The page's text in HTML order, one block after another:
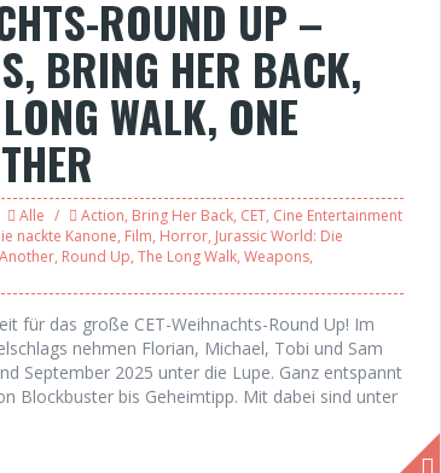
ROUND UP –
BRING HER BACK,
WALK, ONE
Alle Action, Bring Her Back, CET, Cine Entertainment
nackte Kanone, Film, Horror, Jurassic World: Die
, Round Up, The Long Walk, Weapons,
für das große CET-Weihnachts-Round Up! Im
nehmen Florian, Michael, Tobi und Sam
September 2025 unter die Lupe. Ganz entspannt
Blockbuster bis Geheimtipp. Mit dabei sind unter